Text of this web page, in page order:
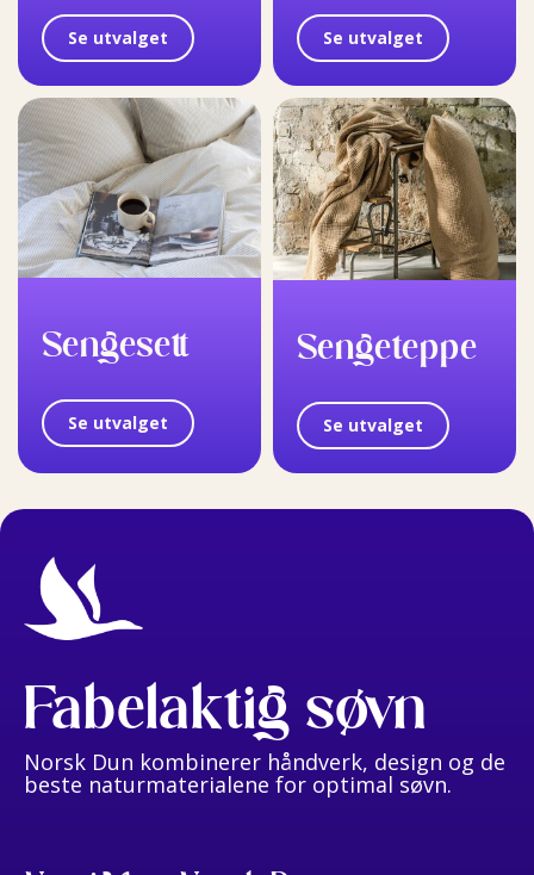
Se utvalget Se utvalget
Sengesett
Se utvalget
Sengeteppe
Se utvalget
Fabelaktig søvn
Norsk Dun kombinerer håndverk, design og de
beste naturmaterialene for optimal søvn.